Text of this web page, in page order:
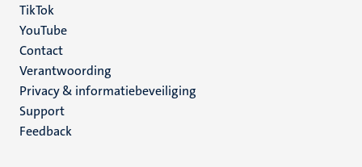
TikTok
YouTube
Menu
footer
(NL)
Contact
Verantwoording
Privacy & informatiebeveiliging
Support
Feedback